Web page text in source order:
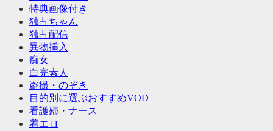
特典画像付き
独占ちゃん
独占配信
異物挿入
痴女
白完素人
盗撮・のぞき
目的別に選ぶおすすめVOD
看護婦・ナース
着エロ